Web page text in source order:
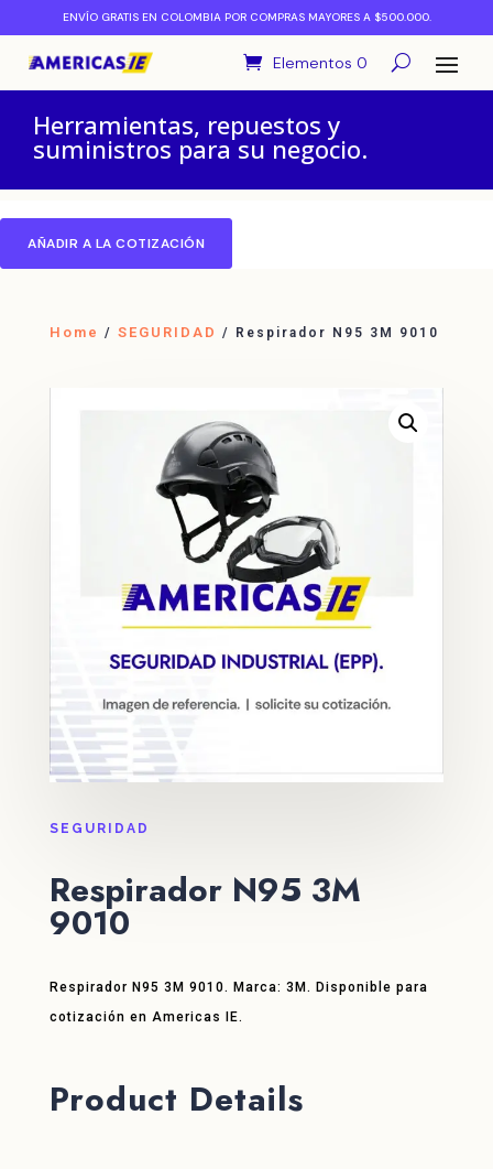
ENVÍO GRATIS EN COLOMBIA POR COMPRAS MAYORES A $500.000.
Elementos 0
Herramientas, repuestos y
suministros para su negocio.
AÑADIR A LA COTIZACIÓN
Home / SEGURIDAD / Respirador N95 3M 9010
SEGURIDAD
Respirador N95 3M
9010
Respirador N95 3M 9010. Marca: 3M. Disponible para
cotización en Americas IE.
Product Details